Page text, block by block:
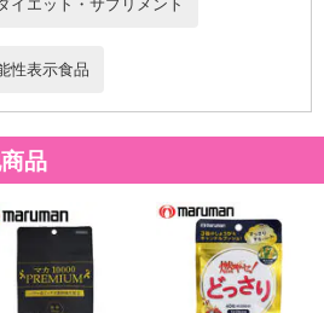
イ、メルペイ、AEON Pay、Amazon
定められた決済期限日にお支払いを完
了承いただいたうえでお申し込みくだ
については、商品の発送完了後、配送
されない場合もございます。
性表示食品
品